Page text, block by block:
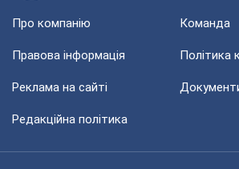
Про компанію Команда
Правова інформація Політика
Реклама на сайті
Редакційна політика